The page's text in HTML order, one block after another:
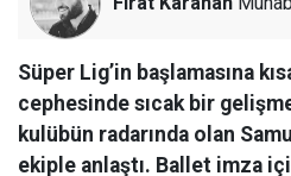
Süper Lig’in başlamasına
cephesinde sıcak bir
kulübün radarında olan
ekiple anlaştı. Ballet imza